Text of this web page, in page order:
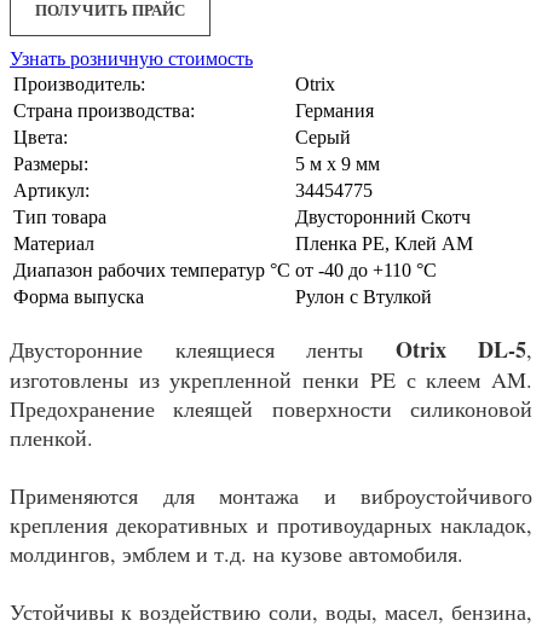
ПОЛУЧИТЬ ПРАЙС
Узнать розничную стоимость
Производитель:
Otrix
Страна производства:
Германия
Цвета:
Серый
Размеры:
5 м x 9 мм
Артикул:
34454775
Тип товара
Двусторонний Скотч
Материал
Пленка PE, Клей AM
Диапазон рабочих температур °С от -40 до +110 °C
Форма выпуска
Рулон с Втулкой
Двусторонние клеящиеся ленты Otrix DL-5,
изготовлены из укрепленной пенки PE с клеем AM.
Предохранение клеящей поверхности силиконовой
пленкой.
Применяются для монтажа и виброустойчивого
крепления декоративных и противоударных накладок,
молдингов, эмблем и т.д. на кузове автомобиля.
Устойчивы к воздействию соли, воды, масел, бензина,